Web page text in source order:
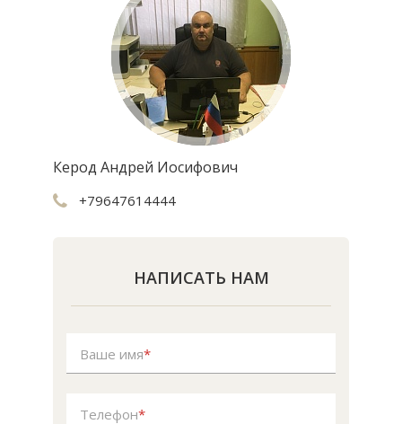
Керод Андрей Иосифович
+79647614444
НАПИСАТЬ НАМ
Ваше имя*
Телефон*